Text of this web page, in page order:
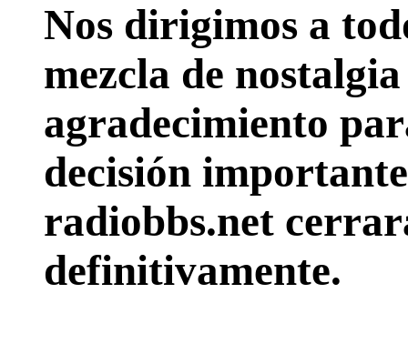
Nos dirigimos a
mezcla de
agradecimiento
decisión
radiobbs.net
definitivamente.